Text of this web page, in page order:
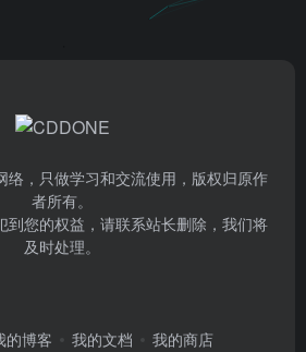
络，只做学习和交流使用，版权归原作
者所有。
到您的权益，请联系站长删除，我们将
及时处理。
的博客 我的文档 我的商店